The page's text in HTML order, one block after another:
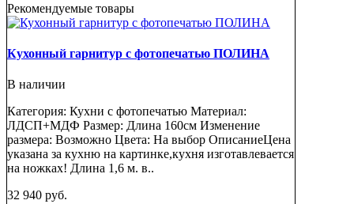
Рекомендуемые товары
Кухонный гарнитур с фотопечатью ПОЛИНА
В наличии
Категория: Кухни с фотопечатью Материал:
ЛДСП+МДФ Размер: Длина 160см Изменение
размера: Возможно Цвета: На выбор ОписаниеЦена
указана за кухню на картинке,кухня изготавлевается
на ножках! Длина 1,6 м. в..
32 940 руб.